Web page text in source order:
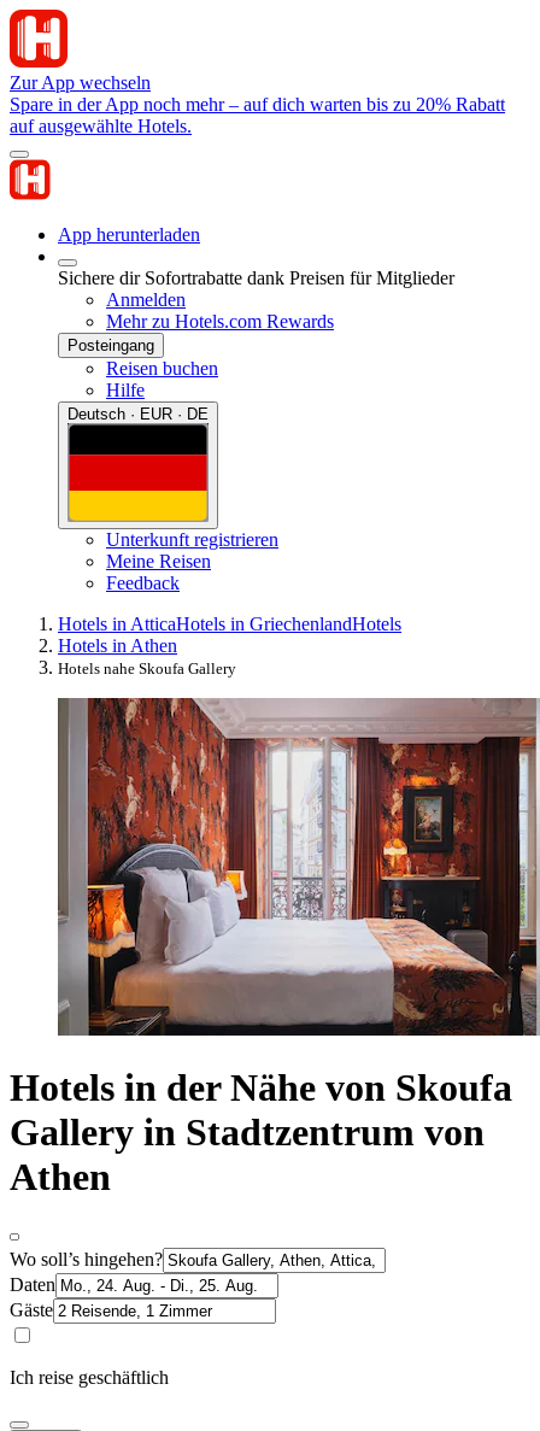
Zur App wechseln
Spare in der App noch mehr – auf dich warten bis zu 20% Rabatt
auf ausgewählte Hotels.
App herunterladen
Sichere dir Sofortrabatte dank Preisen für Mitglieder
Anmelden
Mehr zu Hotels.com Rewards
Posteingang
Reisen buchen
Hilfe
Deutsch · EUR · DE
Unterkunft registrieren
Meine Reisen
Feedback
Hotels in AtticaHotels in GriechenlandHotels
Hotels in Athen
Hotels nahe Skoufa Gallery
Hotels in der Nähe von Skoufa
Gallery in Stadtzentrum von
Athen
Wo soll’s hingehen?
Daten
Gäste
Ich reise geschäftlich